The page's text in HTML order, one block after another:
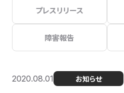
プレスリリース
障害報告
2020.08.01 お知らせ